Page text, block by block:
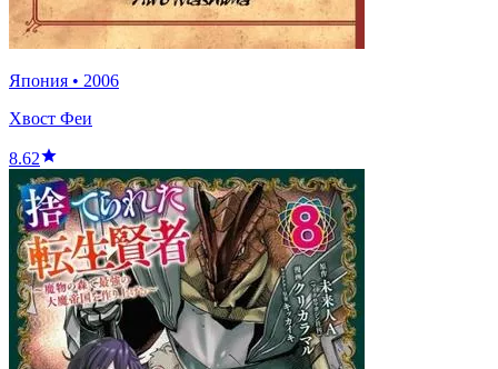
Япония • 2006
Хвост Феи
8.62